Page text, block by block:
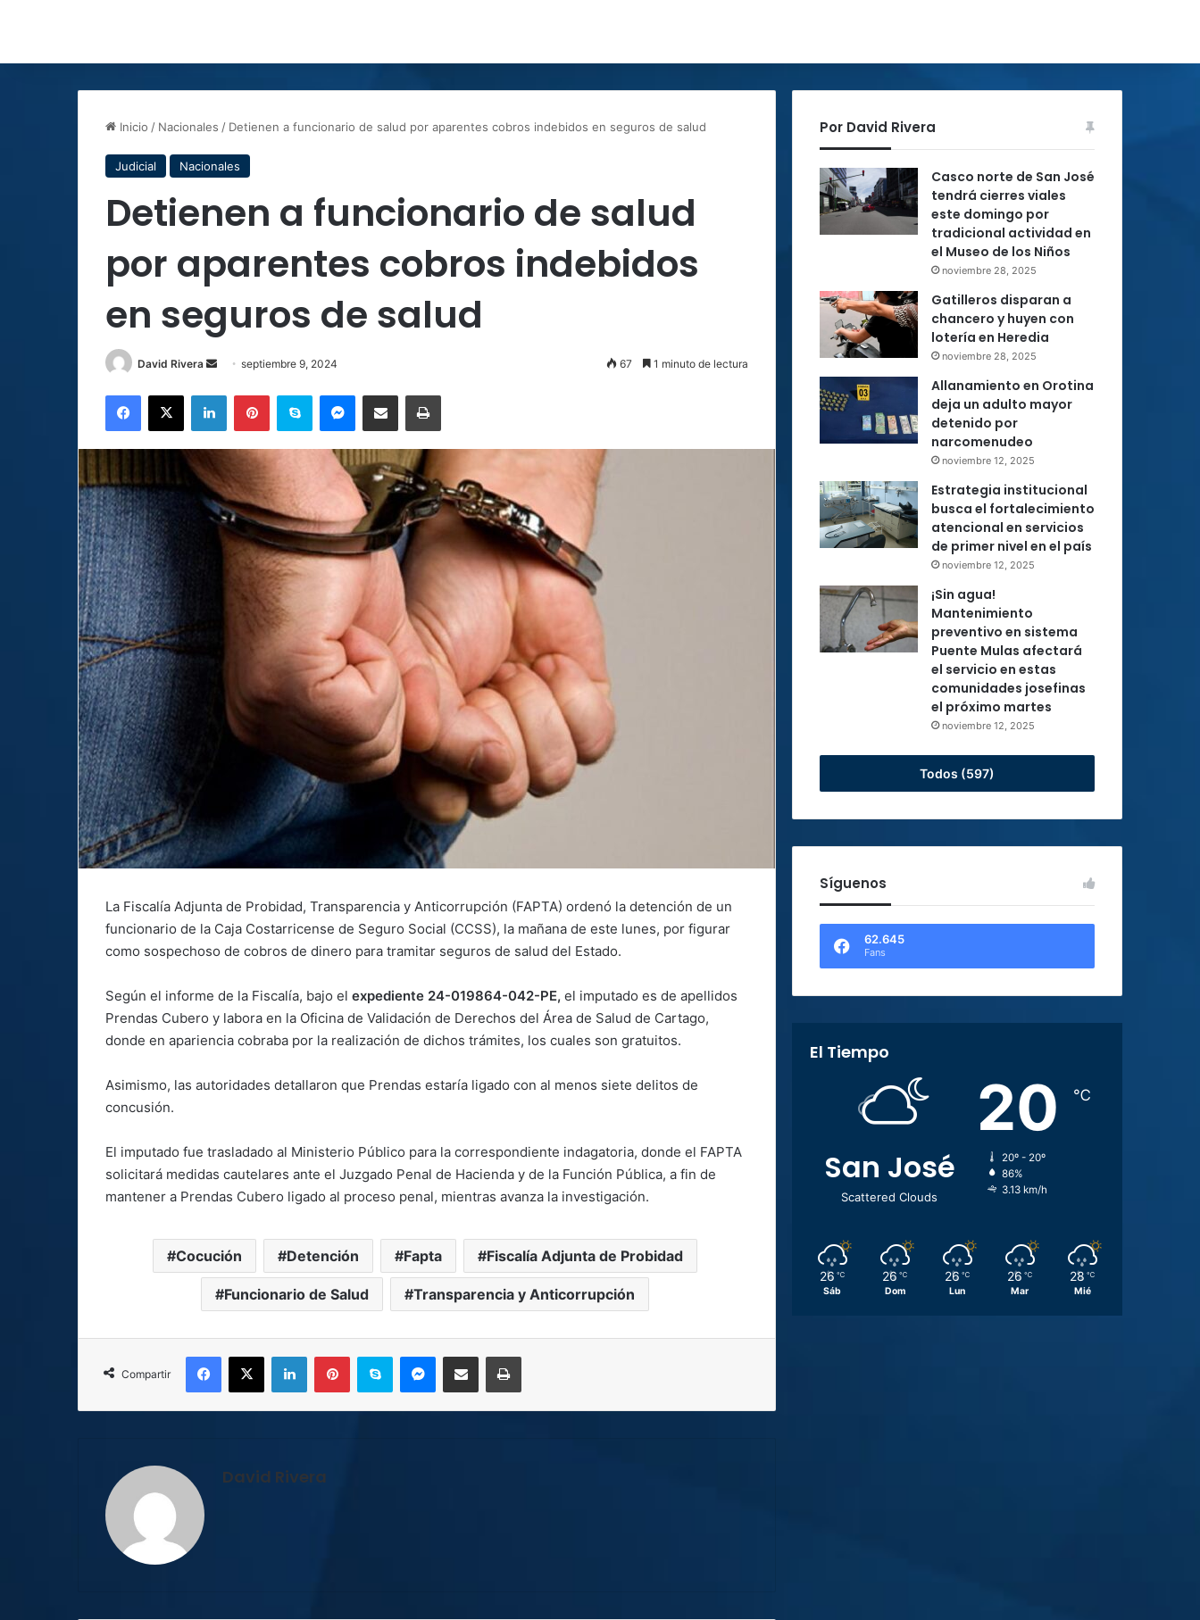
Inicio / Nacionales / Detienen a funcionario de salud por aparentes cobros indebidos en seguros de salud
Judicial Nacionales
Detienen a funcionario de salud
por aparentes cobros indebidos
en seguros de salud
David Rivera
Sendseptiembre 9, 2024 67 1 minuto de lectura
Facebook
X LinkedInPinterestSkype MessengerCompartir por correo electrónicoImprimir
La Fiscalía Adjunta de Probidad, Transparencia y Anticorrupción (FAPTA) ordenó la detención de un
funcionario de la Caja Costarricense de Seguro Social (CCSS), la mañana de este lunes, por figurar
como sospechoso de cobros de dinero para tramitar seguros de salud del Estado.
Según el informe de la Fiscalía, bajo el expediente 24-019864-042-PE, el imputado es de apellidos
Prendas Cubero y labora en la Oficina de Validación de Derechos del Área de Salud de Cartago,
donde en apariencia cobraba por la realización de dichos trámites, los cuales son gratuitos.
Asimismo, las autoridades detallaron que Prendas estaría ligado con al menos siete delitos de
concusión.
El imputado fue trasladado al Ministerio Público para la correspondiente indagatoria, donde el FAPTA
solicitará medidas cautelares ante el Juzgado Penal de Hacienda y de la Función Pública, a fin de
mantener a Prendas Cubero ligado al proceso penal, mientras avanza la investigación.
Cocución Detención Fapta Fiscalía Adjunta de Probidad
Funcionario de Salud Transparencia y Anticorrupción
Compartir
Facebook
X LinkedInPinterestSkype MessengerCompartir por correo electrónicoImprimir
David Rivera
Por David Rivera
Casco norte de San José
tendrá cierres viales
este domingo por
tradicional actividad en
el Museo de los Niños
noviembre 28, 2025
Gatilleros disparan a
chancero y huyen con
lotería en Heredia
noviembre 28, 2025
Allanamiento en Orotina
deja un adulto mayor
detenido por
narcomenudeo
noviembre 12, 2025
Estrategia institucional
busca el fortalecimiento
atencional en servicios
de primer nivel en el país
noviembre 12, 2025
¡Sin agua!
Mantenimiento
preventivo en sistema
Puente Mulas afectará
el servicio en estas
comunidades josefinas
el próximo martes
noviembre 12, 2025
Todos (597)
Síguenos
62.645
Fans
El Tiempo
San José
Scattered Clouds
20 ℃
20º - 20º
86%
3.13 km/h
26 ℃
Sáb
26 ℃
Dom
26 ℃
Lun
26 ℃
Mar
28 ℃
Mié